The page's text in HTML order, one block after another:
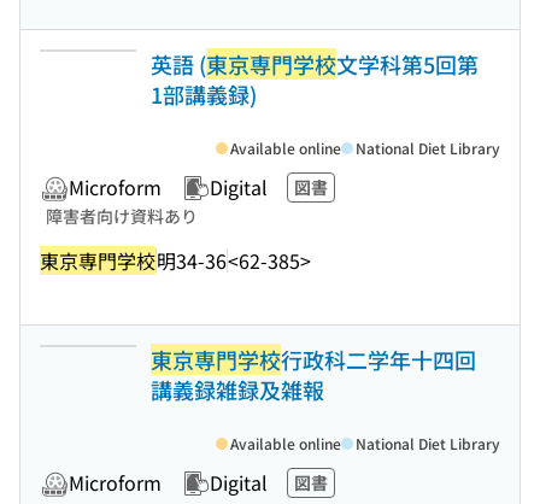
英語 (東京専門学校文学科第5回第
1部講義録)
Microform Digital
図書
障害者向け資料あり
東京専門学校明34-36<62-385>
Available online National Diet Library
東京専門学校行政科二学年十四回
講義録雑録及雑報
Microform Digital
図書
Available online National Diet Library